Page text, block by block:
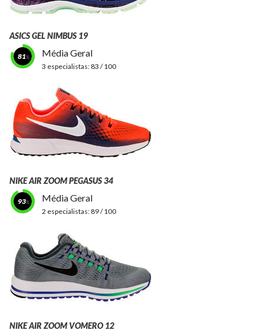
ASICS GEL NIMBUS 19
81 Média Geral
3 especialistas: 83 / 100
NIKE AIR ZOOM PEGASUS 34
93 Média Geral
2 especialistas: 89 / 100
NIKE AIR ZOOM VOMERO 12